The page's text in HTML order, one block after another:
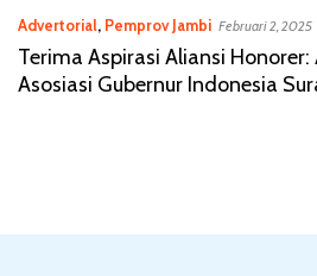
Advertorial, Pemprov Jambi Februari 2, 2025
Terima Aspirasi Aliansi Honorer:
Asosiasi Gubernur Indonesia